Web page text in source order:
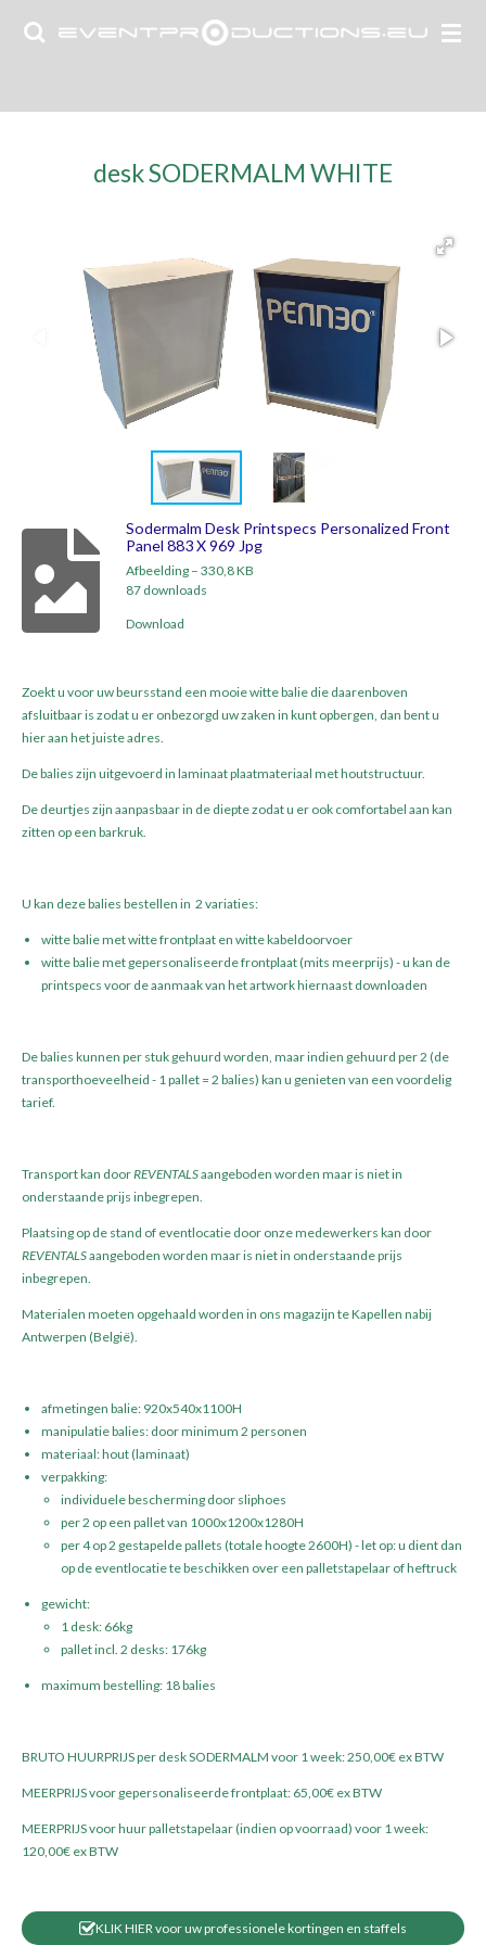
direct
hoofdinhoud
desk SODERMALM WHITE
Sodermalm Desk Printspecs Personalized Front
Panel 883 X 969 Jpg
Afbeelding – 330,8 KB
87 downloads
Download
Zoekt u voor uw beursstand een mooie witte balie die daarenboven
afsluitbaar is zodat u er onbezorgd uw zaken in kunt opbergen, dan bent u
hier aan het juiste adres.
De balies zijn uitgevoerd in laminaat plaatmateriaal met houtstructuur.
De deurtjes zijn aanpasbaar in de diepte zodat u er ook comfortabel aan kan
zitten op een barkruk.
U kan deze balies bestellen in 2 variaties:
witte balie met witte frontplaat en witte kabeldoorvoer
witte balie met gepersonaliseerde frontplaat (mits meerprijs) - u kan de
printspecs voor de aanmaak van het artwork hiernaast downloaden
De balies kunnen per stuk gehuurd worden, maar indien gehuurd per 2 (de
transporthoeveelheid - 1 pallet = 2 balies) kan u genieten van een voordelig
tarief.
Transport kan doorREVENTALSaangeboden worden maar is niet in
onderstaande prijs inbegrepen.
Plaatsing op de stand of eventlocatie door onze medewerkers kan door
REVENTALSaangeboden worden maar is niet in onderstaande prijs
inbegrepen.
Materialen moeten opgehaald worden in ons magazijn te Kapellen nabij
Antwerpen (België).
afmetingen balie: 920x540x1100H
manipulatie balies: door minimum 2 personen
materiaal: hout (laminaat)
verpakking:
individuele bescherming door sliphoes
per 2 op een pallet van 1000x1200x1280H
per 4 op 2 gestapelde pallets (totale hoogte 2600H) - let op: u dient dan
op de eventlocatie te beschikken over een palletstapelaar of heftruck
gewicht:
1 desk: 66kg
pallet incl. 2 desks: 176kg
maximum bestelling: 18 balies
BRUTO HUURPRIJS per desk SODERMALM voor 1 week: 250,00€ ex BTW
MEERPRIJS voor gepersonaliseerde frontplaat: 65,00€ ex BTW
MEERPRIJS voor huur palletstapelaar (indien op voorraad) voor 1 week:
120,00€ ex BTW
KLIK HIER voor uw professionele kortingen en staffels